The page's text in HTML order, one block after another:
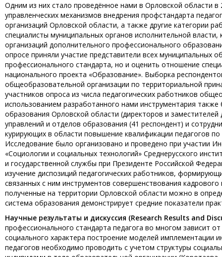
Одним из них стало проведённое нами в Орловской области
управленческих механизмов внедрения профстандарта
организаций Орловской области, а также другие категории
специалисты муниципальных органов исполнительной
организаций дополнительного профессионального
опросе приняли участие представители всех муниципальных
профессионального стандарта, но и оценить отношение
национального проекта «Образование». Выборка
общеобразовательной организации по территориальной
участников опроса из числа педагогических работников
использованием разработанного нами инструментария
образования Орловской области (директоров и
управлений и отделов образования (41 респондент) и
курирующих в области повышение квалификации педагогов
Исследование было организовано и проведено при участии
«Социологии и социальных технологий» Среднерусского
и государственной службы при Президенте Российской
изучение диспозиций педагогических работников,
связанных с ним инструментов совершенствования
полученные на территории Орловской области можно в
система образования демонстрирует средние показатели
Научные результаты и дискуссия (Research Results and
профессионального стандарта педагога во многом зависит
социального характера построение моделей имплементации
педагогов необходимо проводить с учетом структуры